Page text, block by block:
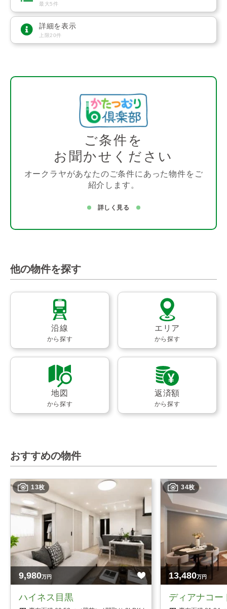
最大5件
詳細を表示
上限20件
ご条件を
お聞かせください
オークラヤがあなたのご条件にあった物件をご
紹介します。
詳しく見る
他の物件を探す
沿線
から探す
エリア
から探す
地図
から探す
返済額
から探す
おすすめの物件
13枚
9,980万円
ハイネス目黒
34枚
13,480万円
ディアナコー